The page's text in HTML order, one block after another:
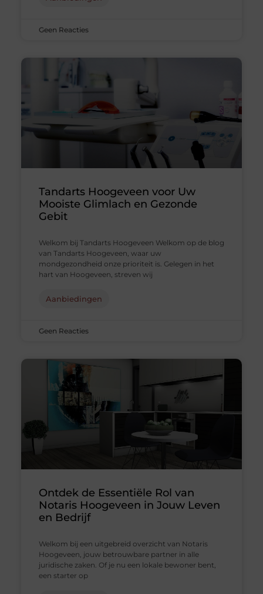
Geen Reacties
Tandarts Hoogeveen voor Uw
Mooiste Glimlach en Gezonde
Gebit
Welkom bij Tandarts Hoogeveen Welkom op de blog
van Tandarts Hoogeveen, waar uw
mondgezondheid onze prioriteit is. Gelegen in het
hart van Hoogeveen, streven wij
Aanbiedingen
Geen Reacties
Ontdek de Essentiële Rol van
Notaris Hoogeveen in Jouw Leven
en Bedrijf
Welkom bij een uitgebreid overzicht van Notaris
Hoogeveen, jouw betrouwbare partner in alle
juridische zaken. Of je nu een lokale bewoner bent,
een starter op